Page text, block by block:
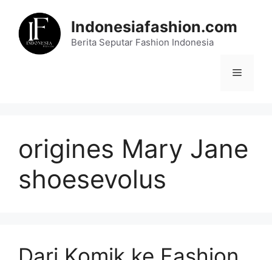
content
Indonesiafashion.com
Berita Seputar Fashion Indonesia
Menu
origines Mary Jane
shoesevolus